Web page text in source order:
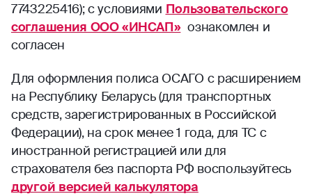
7743225416); с условиями Пользовательского
соглашения ООО «ИНСАП» ознакомлен и
согласен
Для оформления полиса ОСАГО с расширением
на Республику Беларусь (для транспортных
средств, зарегистрированных в Российской
Федерации), на срок менее 1 года, для ТС с
иностранной регистрацией или для
страхователя без паспорта РФ воспользуйтесь
другой версией калькулятора